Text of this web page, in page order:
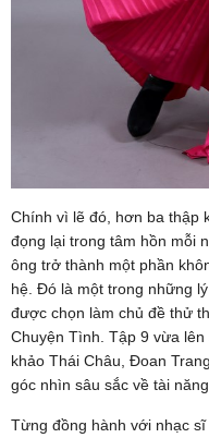
Chính vì lẽ đó, hơn ba thập
đọng lại trong tâm hồn mỗi
ông trở thành một phần
hệ. Đó là một trong những
được chọn làm chủ đề thử
Chuyện Tình. Tập 9 vừa
khảo Thái Châu, Đoan
góc nhìn sâu sắc về tài
Từng đồng hành với nhạc